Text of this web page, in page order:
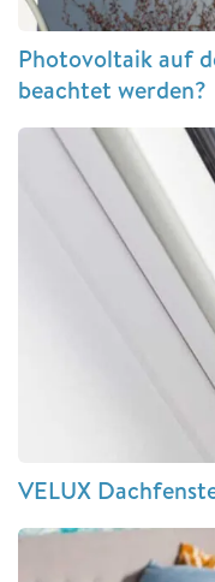
Photovoltaik auf
beachtet werden?
VELUX